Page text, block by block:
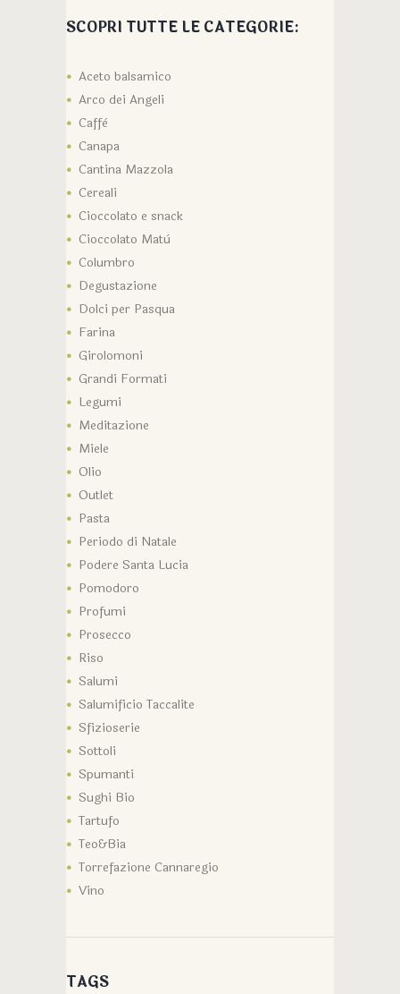
SCOPRI TUTTE LE CATEGORIE:
Aceto balsamico
Arco dei Angeli
Caffè
Canapa
Cantina Mazzola
Cereali
Cioccolato e snack
Cioccolato Matù
Columbro
Degustazione
Dolci per Pasqua
Farina
Girolomoni
Grandi Formati
Legumi
Meditazione
Miele
Olio
Outlet
Pasta
Periodo di Natale
Podere Santa Lucia
Pomodoro
Profumi
Prosecco
Riso
Salumi
Salumificio Taccalite
Sfizioserie
Sottoli
Spumanti
Sughi Bio
Tartufo
Teo&Bia
Torrefazione Cannaregio
Vino
TAGS